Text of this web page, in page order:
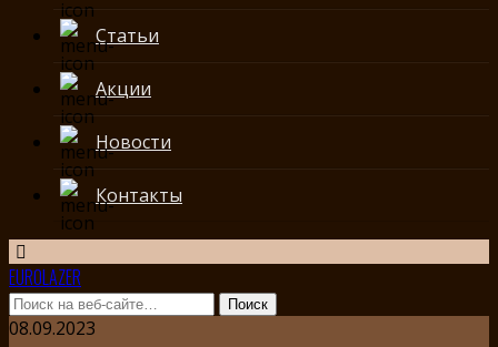
Статьи
Акции
Новости
Контакты
EUROLAZER
08.09.2023